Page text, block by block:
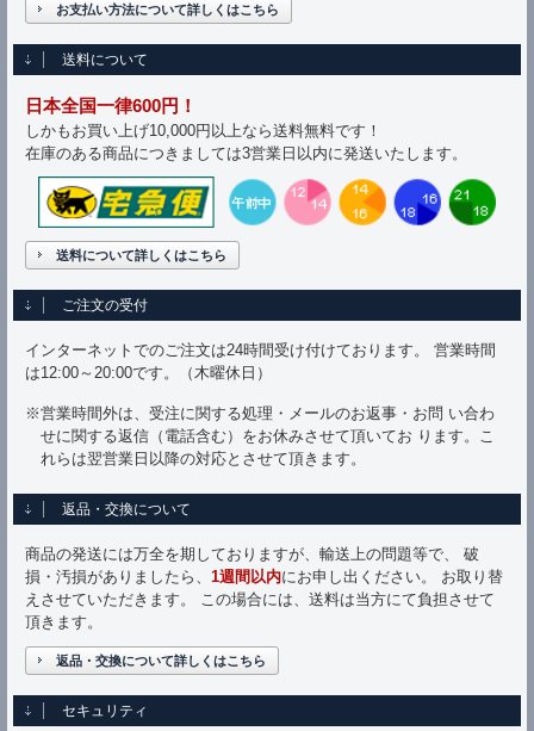
お支払い方法について詳しくはこちら
送料について
日本全国一律600円！
しかもお買い上げ10,000円以上なら送料無料です！
在庫のある商品につきましては3営業日以内に発送いたします。
送料について詳しくはこちら
ご注文の受付
インターネットでのご注文は24時間受け付けております。 営業時間
は12:00～20:00です。（木曜休日）
※営業時間外は、受注に関する処理・メールのお返事・お問 い合わ
せに関する返信（電話含む）をお休みさせて頂いてお ります。こ
れらは翌営業日以降の対応とさせて頂きます。
返品・交換について
商品の発送には万全を期しておりますが、輸送上の問題等で、 破
損・汚損がありましたら、 1週間以内にお申し出ください。 お取り替
えさせていただきます。 この場合には、送料は当方にて負担させて
頂きます。
返品・交換について詳しくはこちら
セキュリティ